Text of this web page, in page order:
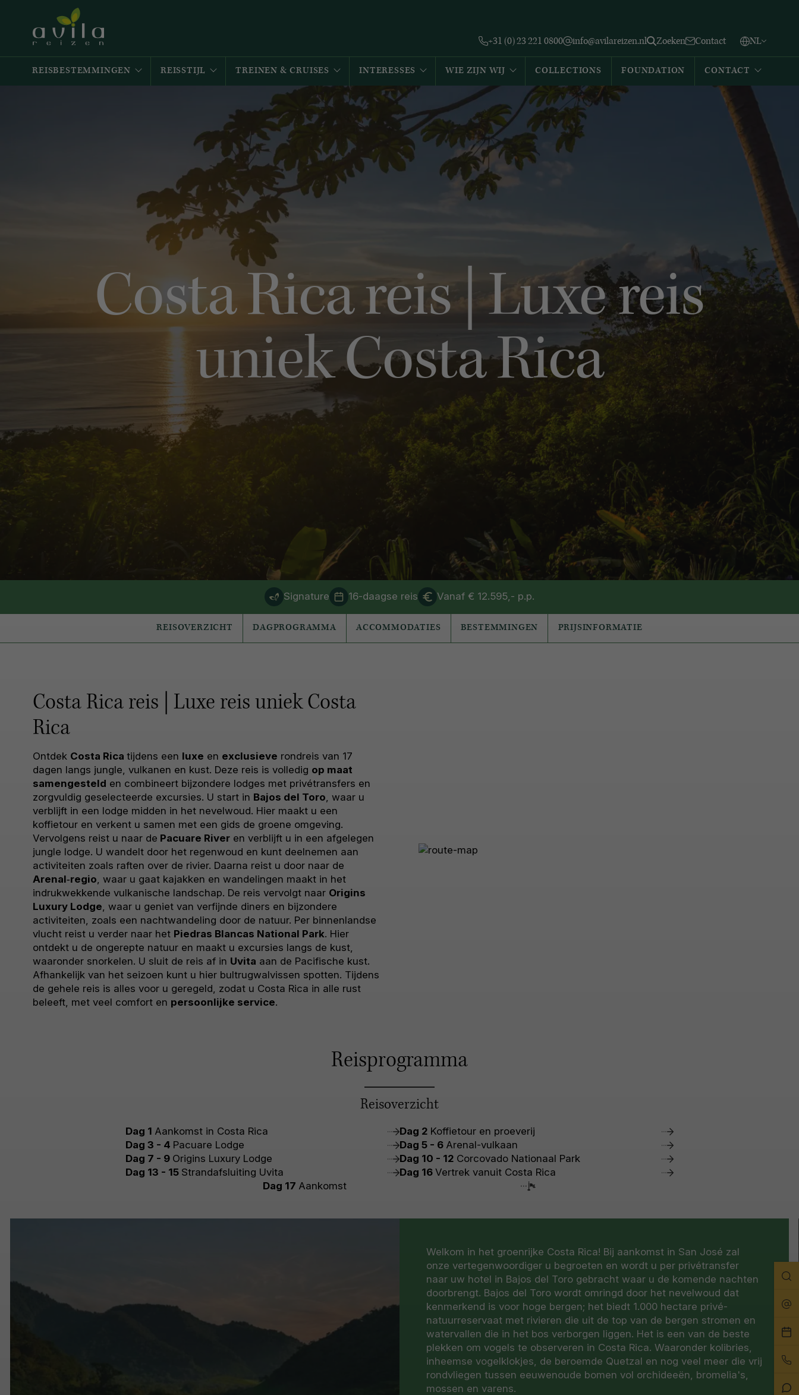
+31 (0) 23 221 0800 info@avilareizen.nl Zoeken Contact NL
Español
REISBESTEMMINGEN REISSTIJL TREINEN & CRUISES INTERESSES WIE ZIJN WIJ COLLECTIONS FOUNDATION CONTACT
Costa Rica reis | Luxe reis
uniek Costa Rica
Bel
Signature 16-daagse reis Vanaf € 12.595,- p.p.
REISOVERZICHT DAGPROGRAMMA ACCOMMODATIES BESTEMMINGEN PRIJSINFORMATIE
Costa Rica reis | Luxe reis uniek Costa
Rica
Ontdek Costa Rica tijdens een luxe en exclusieve rondreis van 17
dagen langs jungle, vulkanen en kust. Deze reis is volledig op maat
samengesteld en combineert bijzondere lodges met privétransfers en
zorgvuldig geselecteerde excursies. U start in Bajos del Toro , waar u
verblijft in een lodge midden in het nevelwoud. Hier maakt u een
koffietour en verkent u samen met een gids de groene omgeving.
Vervolgens reist u naar de Pacuare River en verblijft u in een afgelegen
jungle lodge. U wandelt door het regenwoud en kunt deelnemen aan
activiteiten zoals raften over de rivier. Daarna reist u door naar de
Arenal‑regio , waar u gaat kajakken en wandelingen maakt in het
indrukwekkende vulkanische landschap. De reis vervolgt naar Origins
Luxury Lodge , waar u geniet van verfijnde diners en bijzondere
activiteiten, zoals een nachtwandeling door de natuur. Per binnenlandse
vlucht reist u verder naar het Piedras Blancas National Park. Hier
ontdekt u de ongerepte natuur en maakt u excursies langs de kust,
waaronder snorkelen. U sluit de reis af in Uvita aan de Pacifische kust.
Afhankelijk van het seizoen kunt u hier bultrugwalvissen spotten. Tijdens
de gehele reis is alles voor u geregeld, zodat u Costa Rica in alle rust
beleeft, met veel comfort en persoonlijke service.
Reisprogramma
Reisoverzicht
Dag 1 Aankomst in Costa Rica Dag 2 Koffietour en proeverij
Dag 3 - 4 Pacuare Lodge Dag 5 - 6 Arenal-vulkaan
Dag 7 - 9 Origins Luxury Lodge Dag 10 - 12 Corcovado Nationaal Park
Dag 13 - 15 Strandafsluiting Uvita Dag 16 Vertrek vanuit Costa Rica
Dag 17 Aankomst
Welkom in het groenrijke Costa Rica! Bij aankomst in San José zal
onze vertegenwoordiger u begroeten en wordt u per privétransfer
naar uw hotel in Bajos del Toro gebracht waar u de komende nachten
doorbrengt. Bajos del Toro wordt omringd door het nevelwoud dat
kenmerkend is voor hoge bergen; het biedt 1.000 hectare privé-
natuurreservaat met rivieren die uit de top van de bergen stromen en
watervallen die in het bos verborgen liggen. Het is een van de beste
plekken om vogels te observeren in Costa Rica. Waaronder kolibries,
inheemse vogelklokjes, de beroemde Quetzal en nog veel meer die vrij
rondvliegen tussen eeuwenoude bomen vol orchideeën, bromelia's,
mossen en varens.